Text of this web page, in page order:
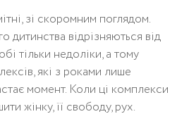
зі скоромним поглядом.
дитинства відрізняються від
тільки недоліки, а тому
які з роками лише
момент. Коли ці комплекси
жінку, її свободу, рух.